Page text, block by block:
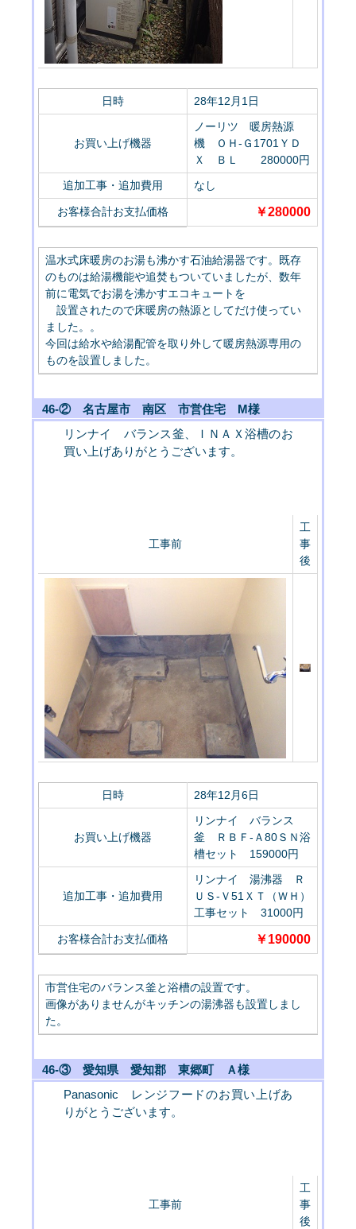
日時 28年12月1日
お買い上げ機器
ノーリツ 暖房熱源
機 ＯＨ-Ｇ1701ＹＤ
Ｘ ＢＬ 280000円
追加工事・追加費用
なし
お客様合計お支払価格 ￥280000
温水式床暖房のお湯も沸かす石油給湯器です。既存
のものは給湯機能や追焚もついていましたが、数年
前に電気でお湯を沸かすエコキュートを
設置されたので床暖房の熱源としてだけ使ってい
ました。。
今回は給水や給湯配管を取り外して暖房熱源専用の
ものを設置しました。
46-② 名古屋市 南区 市営住宅 M様
リンナイ バランス釜、ＩＮＡＸ浴槽のお
買い上げありがとうございます。
工事前
工
事
後
日時 28年12月6日
お買い上げ機器
リンナイ バランス
釜 ＲＢＦ-Ａ80ＳＮ浴
槽セット 159000円
追加工事・追加費用
リンナイ 湯沸器 Ｒ
ＵＳ-Ｖ51ＸＴ（ＷＨ）
工事セット 31000円
お客様合計お支払価格 ￥190000
市営住宅のバランス釜と浴槽の設置です。
画像がありませんがキッチンの湯沸器も設置しまし
た。
46-③ 愛知県 愛知郡 東郷町 Ａ様
Panasonic レンジフードのお買い上げあ
りがとうございます。
工事前
工
事
後